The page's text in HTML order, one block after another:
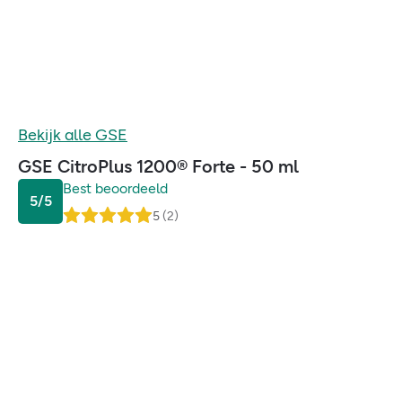
Bekijk alleGSE
GSE CitroPlus 1200® Forte - 50 ml
5/5
Best beoordeeld
5(2)